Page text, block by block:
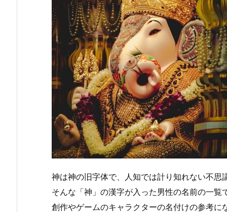
神は神の旧字体で、人知では計り知れない不
そんな「神」の漢字が入った男性の名前の一覧
創作やゲームのキャラクターの名付けの参考に